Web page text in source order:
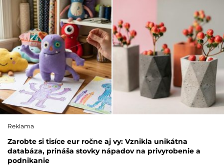
Reklama
Zarobte si tisíce eur ročne aj vy: Vznikla unikátna
databáza, prináša stovky nápadov na privyrobenie a
podnikanie